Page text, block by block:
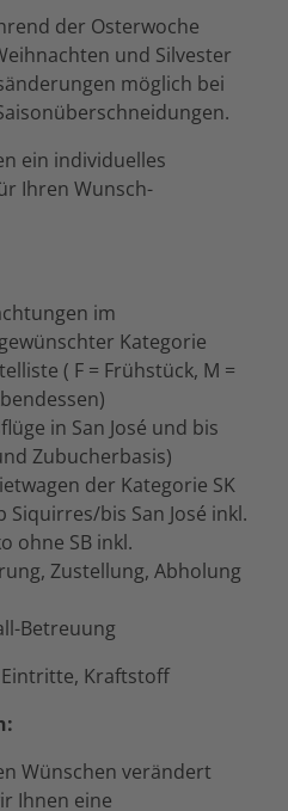
der Osterwoche
und Silvester
möglich bei
ein individuelles
Ihren Wunsch-
im
Kategorie
( F = Frühstück, M =
in San José und bis
Zubucherbasis)
der Kategorie SK
Siquirres/bis San José inkl.
ohne SB inkl.
Zustellung, Abholung
Betreuung
Eintritte, Kraftstoff
Wünschen verändert
Ihnen eine